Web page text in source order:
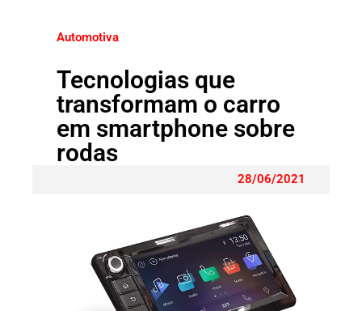
Automotiva
Tecnologias que
transformam o carro
em smartphone sobre
rodas
28/06/2021